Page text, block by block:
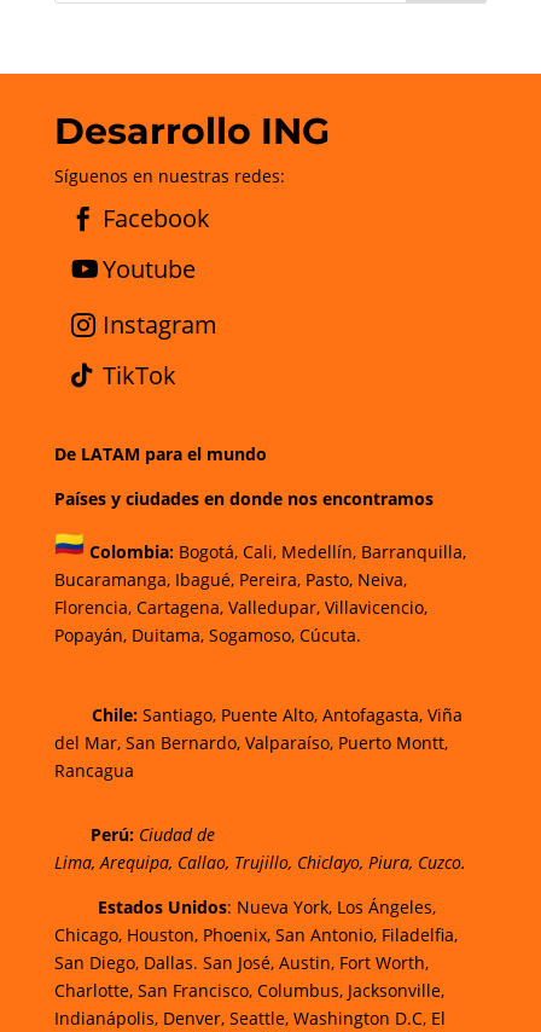
Desarrollo ING
Síguenos en nuestras redes:
Facebook
Youtube
Instagram
TikTok
De LATAM para el mundo
Países y ciudades en donde nos encontramos
Colombia: Bogotá,Cali, Medellín, Barranquilla,
Bucaramanga,Ibagué,Pereira,Pasto, Neiva,
Florencia, Cartagena, Valledupar, Villavicencio,
Popayán, Duitama, Sogamoso, Cúcuta.
Chile:Santiago, Puente Alto, Antofagasta, Viña
del Mar, San Bernardo, Valparaíso, Puerto Montt,
Rancagua
Perú: Ciudad de
Lima, Arequipa, Callao, Trujillo, Chiclayo, Piura, Cuzco.
Estados Unidos: Nueva York, Los Ángeles,
Chicago, Houston, Phoenix, San Antonio, Filadelfia,
San Diego, Dallas. San José, Austin, Fort Worth,
Charlotte, San Francisco, Columbus, Jacksonville,
Indianápolis, Denver, Seattle, Washington D.C, El